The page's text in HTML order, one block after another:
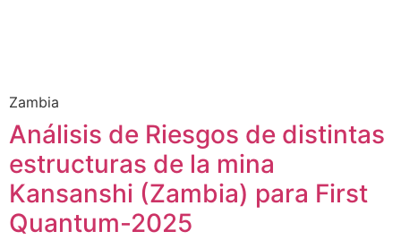
Zambia
Análisis de Riesgos de distintas
estructuras de la mina
Kansanshi (Zambia) para First
Quantum-2025